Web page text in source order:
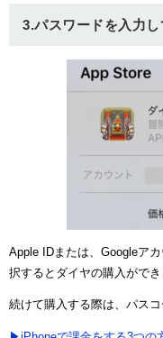
3.パスワードを入力し
Apple IDまたは、Googleア
択するとダイヤの購入ができ
続けて購入する際は、パス